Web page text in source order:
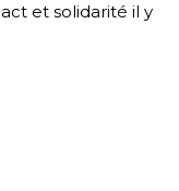
et solidarité il y